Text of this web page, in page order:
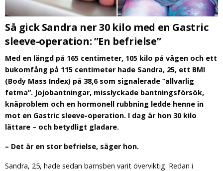
Så gick Sandra ner 30 kilo med en Gastric
sleeve-operation: ”En befrielse”
Med en längd på 165 centimeter, 105 kilo på vågen och ett
bukomfång på 115 centimeter hade Sandra, 25, ett BMI
(Body Mass Index) på 38,6 som signalerade ”allvarlig
fetma”. Jojobantningar, misslyckade bantningsförsök,
knäproblem och en hormonell rubbning ledde henne in
mot en Gastric sleeve-operation. I dag är hon 30 kilo
lättare – och betydligt gladare.
– Det är en stor befrielse, säger hon.
Sandra, 25, hade sedan barnsben varit överviktig. Redan i